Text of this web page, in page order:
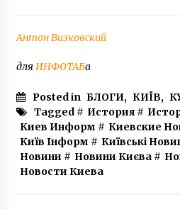
Антон Визковский
для ИНФОТАБа
Posted in БЛОГИ, КИЇВ,
Tagged # История#
Киев Информ # Киевские
Київ Інформ # Київські
Новини # Новини Києва#
Новости Киева